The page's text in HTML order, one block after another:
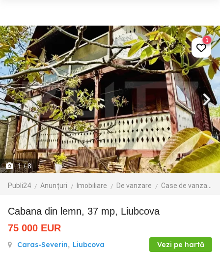
1/ 8
Publi24 Anunțuri Imobiliare De vanzare Case de vanzare
1
Cabana din lemn, 37 mp, Liubcova
75 000 EUR
Caras-Severin, Liubcova Vezi pe hartă